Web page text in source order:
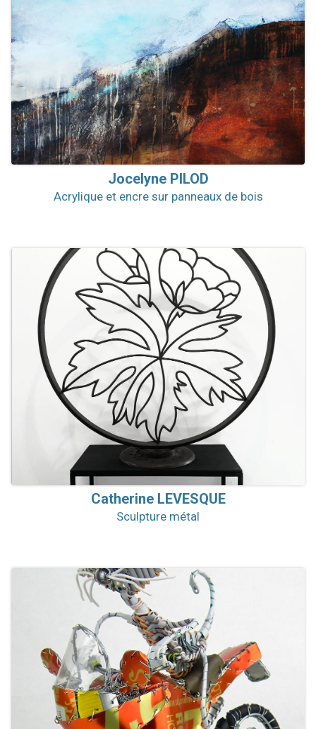
Jocelyne PILOD
Acrylique et encre sur panneaux de bois
Catherine LEVESQUE
Sculpture métal